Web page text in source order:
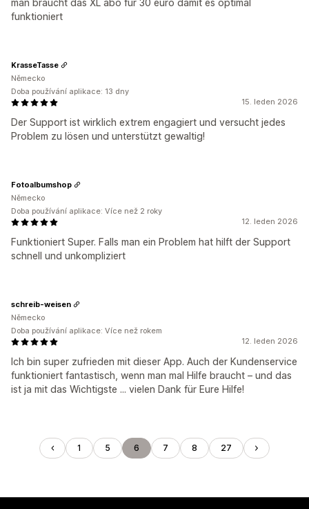
man braucht das XL abo für 30 euro damit es optimal
funktioniert
15. leden 2026
Der Support ist wirklich extrem engagiert und versucht jedes
Problem zu lösen und unterstützt gewaltig!
KrasseTasse
Německo
Doba používání aplikace: 13 dny
12. leden 2026
Funktioniert Super. Falls man ein Problem hat hilft der Support
schnell und unkompliziert
Fotoalbumshop
Německo
Doba používání aplikace: Více než 2 roky
12. leden 2026
Ich bin super zufrieden mit dieser App. Auch der Kundenservice
funktioniert fantastisch, wenn man mal Hilfe braucht – und das
ist ja mit das Wichtigste ... vielen Dank für Eure Hilfe!
schreib-weisen
Německo
Doba používání aplikace: Více než rokem
1 5 6 7 8 27